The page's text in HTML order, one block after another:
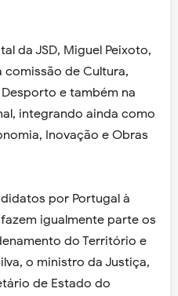
da JSD, Miguel Peixoto,
comissão de Cultura,
e também na
integrando ainda como
Inovação e Obras
por Portugal à
igualmente parte os
do Território e
o ministro da Justiça,
de Estado do